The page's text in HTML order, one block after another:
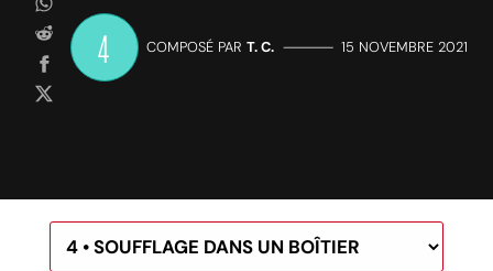
4 COMPOSÉ PAR T. C. ————— 15 NOVEMBRE 2021